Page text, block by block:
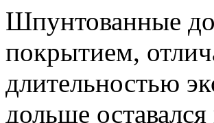
Шпунтованные
покрытием,
длительностью
дольше